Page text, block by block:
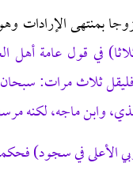
بمنتهى الإرادات
في قول عامة أهل
ثلاث مرات: سبحان
وابن ماجه، لكنه
في سجود) فحكمه